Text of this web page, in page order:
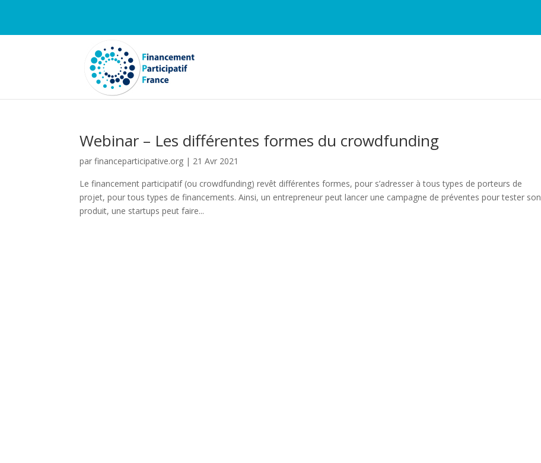
Webinar – Les différentes formes du crowdfunding
parfinanceparticipative.org | 21 Avr 2021
Le financement participatif (ou crowdfunding) revêt différentes formes, pour s’adresser à tous types de porteurs de
projet, pour tous types de financements. Ainsi, un entrepreneur peut lancer une campagne de préventes pour tester son
produit, une startups peut faire...